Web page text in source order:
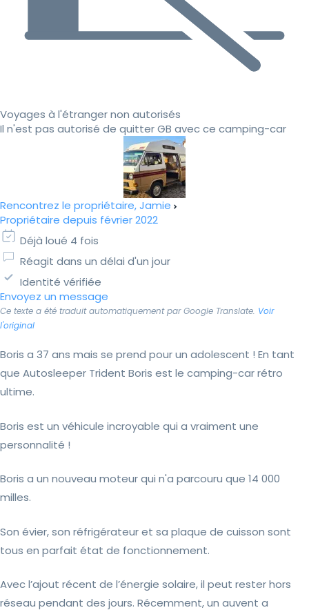
Voyages à l'étranger non autorisés
Il n'est pas autorisé de quitter GB avec ce camping-car
Rencontrez le propriétaire, Jamie
Propriétaire depuis février 2022
Déjà loué 4 fois
Réagit dans un délai d'un jour
Identité vérifiée
Envoyez un message
Ce texte a été traduit automatiquement par Google Translate. Voir
l'original
Boris a 37 ans mais se prend pour un adolescent ! En tant
que Autosleeper Trident Boris est le camping-car rétro
ultime.
Boris est un véhicule incroyable qui a vraiment une
personnalité !
Boris a un nouveau moteur qui n'a parcouru que 14 000
milles.
Son évier, son réfrigérateur et sa plaque de cuisson sont
tous en parfait état de fonctionnement.
Avec l’ajout récent de l’énergie solaire, il peut rester hors
réseau pendant des jours. Récemment, un auvent a